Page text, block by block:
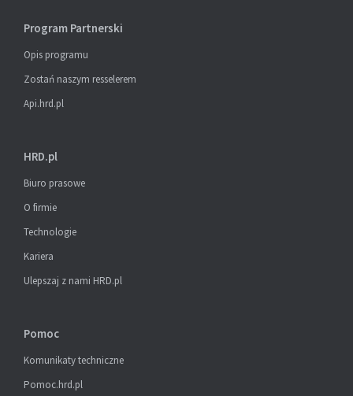
Program Partnerski
Opis programu
Zostań naszym resselerem
Api.hrd.pl
HRD.pl
Biuro prasowe
O firmie
Technologie
Kariera
Ulepszaj z nami HRD.pl
Pomoc
Komunikaty techniczne
Pomoc.hrd.pl